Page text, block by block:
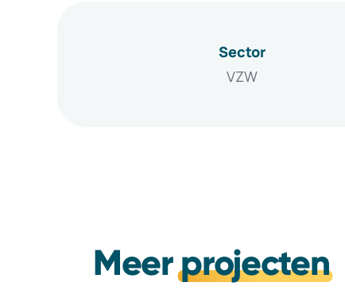
Sector
VZW
Meerprojecten